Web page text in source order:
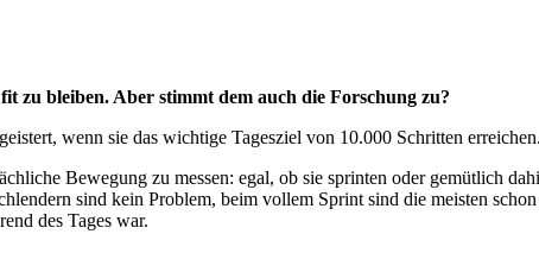
zu bleiben. Aber stimmt dem auch die Forschung zu?
wenn sie das wichtige Tagesziel von 10.000 Schritten erreichen.
Bewegung zu messen: egal, ob sie sprinten oder gemütlich
sind kein Problem, beim vollem Sprint sind die meisten
des Tages war.